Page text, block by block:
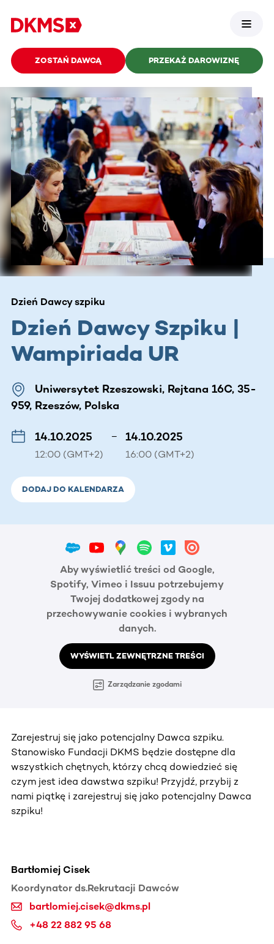
ZOSTAŃ DAWCĄ PRZEKAŻ DAROWIZNĘ
Dzień Dawcy szpiku
Dzień Dawcy Szpiku |
Wampiriada UR
Uniwersytet Rzeszowski, Rejtana 16C, 35-
959, Rzeszów, Polska
14.10.2025
12:00 (GMT+2)
– 14.10.2025
16:00 (GMT+2)
DODAJ DO KALENDARZA
Aby wyświetlić treści od Google,
Spotify, Vimeo i Issuu potrzebujemy
Twojej dodatkowej zgody na
przechowywanie cookies i wybranych
danych.
WYŚWIETL ZEWNĘTRZNE TREŚCI
Zarządzanie zgodami
Zarejestruj się jako potencjalny Dawca szpiku.
Stanowisko Fundacji DKMS będzie dostępne dla
wszystkich chętnych, którzy chcą dowiedzieć się
czym jest idea dawstwa szpiku! Przyjdź, przybij z
nami piątkę i zarejestruj się jako potencjalny Dawca
szpiku!
Bartłomiej Cisek
Koordynator ds.Rekrutacji Dawców
bartlomiej.cisek@dkms.pl
+48 22 882 95 68